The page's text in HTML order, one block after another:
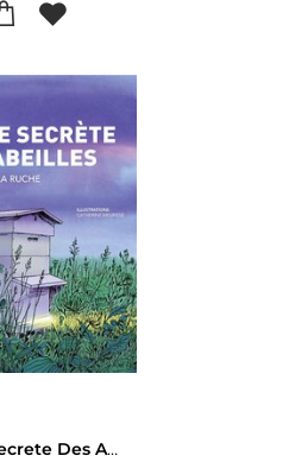
La Vie Secrete Des Abeilles : L'esprit De La Ruche